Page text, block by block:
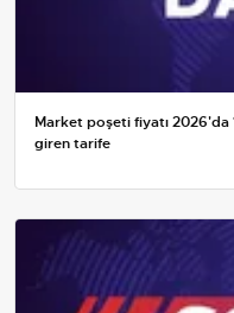
Market poşeti fiyatı
giren tarife